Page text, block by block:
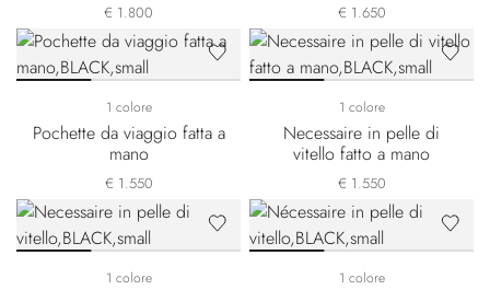
€ 1.800 € 1.650
1 colore
Pochette da viaggio fatta a
mano
€ 1.550
1 colore
Necessaire in pelle di
vitello fatto a mano
€ 1.550
1 colore 1 colore